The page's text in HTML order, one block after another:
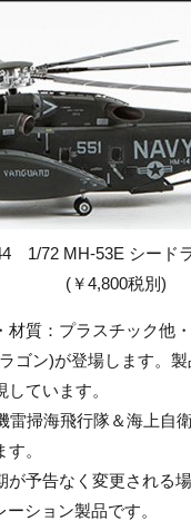
1/72 MH-53E シード
(￥4,800税別)
材質：プラスチック他
ゴン)が登場します。
ています。
雷掃海飛行隊＆海上自
。
予告なく変更される
ション製品です。